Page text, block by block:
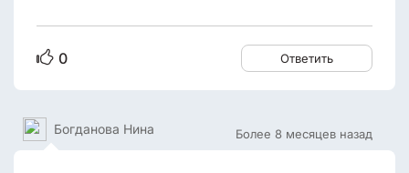
0 Ответить
Более 8 месяцев назад
Богданова Нина